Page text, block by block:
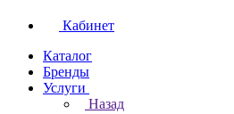
Кабинет
Каталог
Бренды
Услуги
Назад